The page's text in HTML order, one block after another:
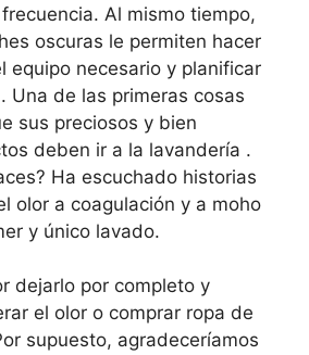
Al mismo tiempo,
oscuras le permiten hacer
equipo necesario y planificar
Una de las primeras cosas
sus preciosos y bien
deben ir a la lavandería .
Ha escuchado historias
olor a coagulación y a moho
y único lavado.
dejarlo por completo y
el olor o comprar ropa de
supuesto, agradeceríamos